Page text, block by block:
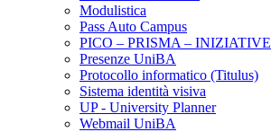
Modulistica
Pass Auto Campus
PICO – PRISMA – INIZIATIVE
Presenze UniBA
Protocollo informatico (Titulus)
Sistema identità visiva
UP - University Planner
Webmail UniBA